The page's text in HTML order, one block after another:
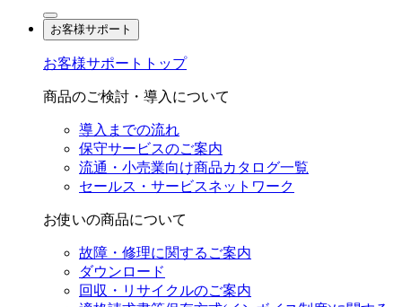
お客様サポート
お客様サポートトップ
商品のご検討・導入について
導入までの流れ
保守サービスのご案内
流通・小売業向け商品カタログ一覧
セールス・サービスネットワーク
お使いの商品について
故障・修理に関するご案内
ダウンロード
回収・リサイクルのご案内